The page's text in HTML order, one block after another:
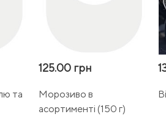
та
125.00 грн
Морозиво в
асортименті (150 г)